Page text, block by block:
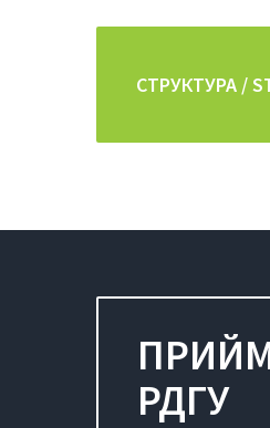
СТРУКТУРА /
РДГУ